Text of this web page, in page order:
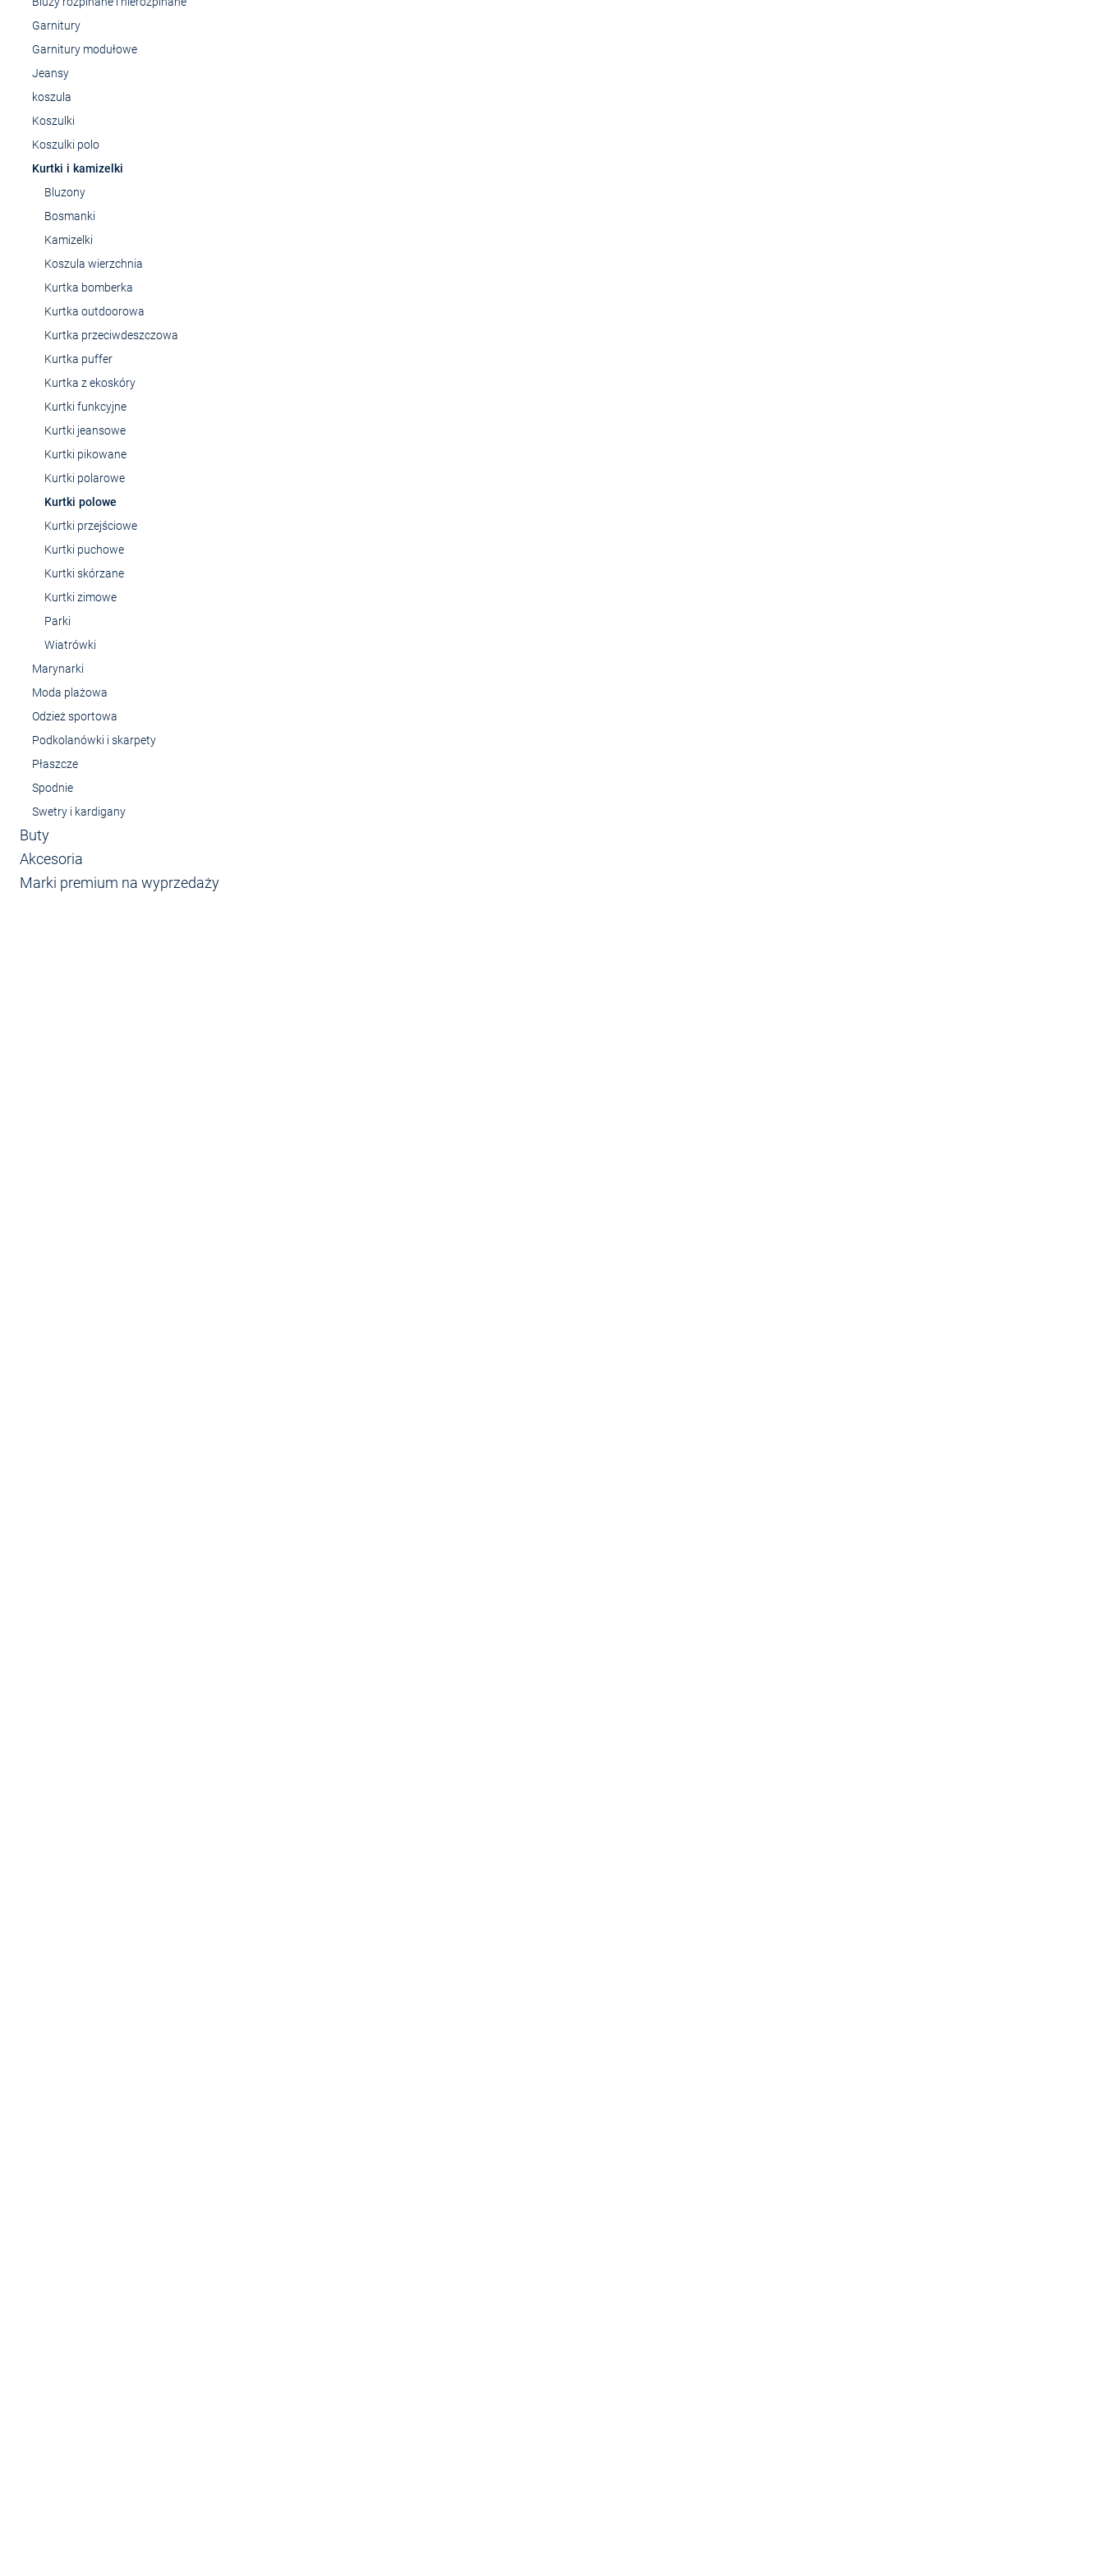
Garnitury
Garnitury modułowe
Jeansy
koszula
Koszulki
Koszulki polo
Kurtki i kamizelki
Bluzony
Bosmanki
Kamizelki
Koszula wierzchnia
Kurtka bomberka
Kurtka outdoorowa
Kurtka przeciwdeszczowa
Kurtka puffer
Kurtka z ekoskóry
Kurtki funkcyjne
Kurtki jeansowe
Kurtki pikowane
Kurtki polarowe
Kurtki polowe
Kurtki przejściowe
Kurtki puchowe
Kurtki skórzane
Kurtki zimowe
Parki
Wiatrówki
Marynarki
Moda plażowa
Odzież sportowa
Podkolanówki i skarpety
Płaszcze
Spodnie
Swetry i kardigany
Buty
Akcesoria
Marki premium na wyprzedaży